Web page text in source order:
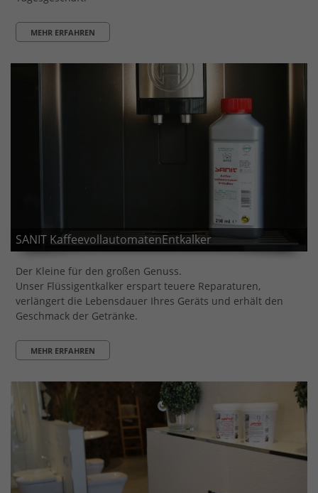
MEHR ERFAHREN
SANIT KaffeevollautomatenEntkalker
Der Kleine für den großen Genuss.
Unser Flüssigentkalker erspart teuere Reparaturen,
verlängert die Lebensdauer Ihres Geräts und erhält den
Geschmack der Getränke.
MEHR ERFAHREN